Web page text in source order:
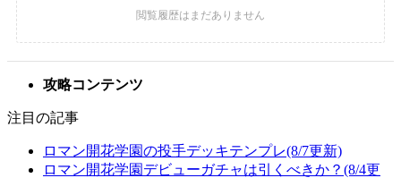
攻略コンテンツ
注目の記事
ロマン開花学園の投手デッキテンプレ(8/7更新)
ロマン開花学園デビューガチャは引くべきか？(8/4更